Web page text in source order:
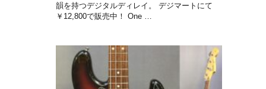
韻を持つデジタルディレイ。 デジマートにて
￥12,800で販売中！ One …